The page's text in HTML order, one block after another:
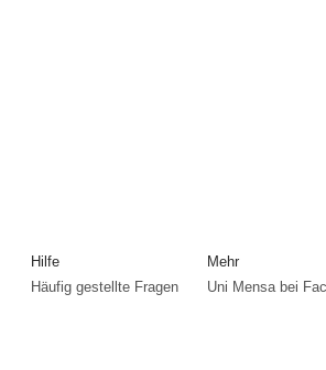
Hilfe
Häufig gestellte Fragen
Mehr
Uni Mensa bei